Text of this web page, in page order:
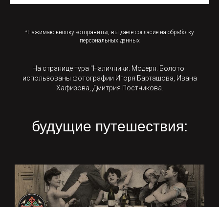
*Нажимаю кнопку «отправить», вы даете согласие на обработку
персональных данных
На странице тура "Наличники. Модерн. Болото"
использованы фотографии Игоря Барташова, Ивана
Хафизова, Дмитрия Постникова.
будущие путешествия: